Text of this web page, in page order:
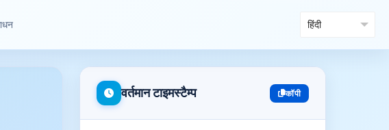
वर्तमान टाइमस्टैम्प कॉपी